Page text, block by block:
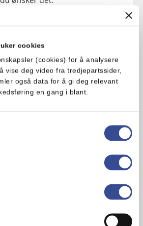
cookies
(cookies) for å analysere
vise deg video fra tredjepartssider,
også data for å gi deg relevant
en gang i blant.
på en skive godt brød, gjerne
som skinke eller
med noen skiver agurk
Mange bruker også et dryss